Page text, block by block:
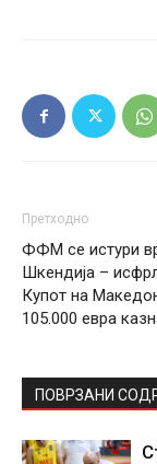
Претходно
ФФМ се истури
Шкендија –
Купот на
105.000 евра
ПОВРЗАНИ